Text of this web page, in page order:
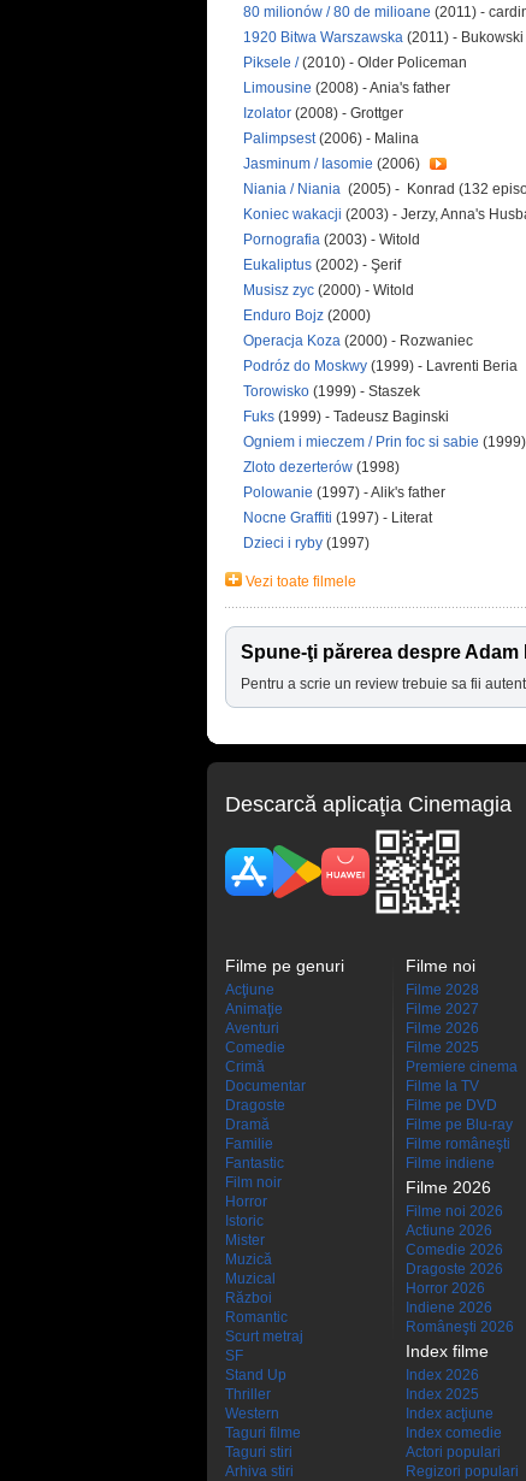
80 milionów / 80 de milioane (2011) -
1920 Bitwa Warszawska (2011) - Bukowski
Piksele /(2010) - Older Policeman
Limousine (2008) - Ania's father
Izolator (2008) - Grottger
Palimpsest(2006) - Malina
Jasminum / Iasomie (2006)
Niania / Niania (2005) - Konrad (132
Koniec wakacji (2003) - Jerzy, Anna's
Pornografia (2003) - Witold
Eukaliptus (2002) - Şerif
Musisz zyc (2000) - Witold
Enduro Bojz (2000)
Operacja Koza (2000) - Rozwaniec
Podróz do Moskwy (1999) - Lavrenti Beria
Torowisko (1999) - Staszek
Fuks (1999) - Tadeusz Baginski
Ogniem i mieczem / Prin foc si sabie
Zloto dezerterów (1998)
Polowanie (1997) - Alik's father
Nocne Graffiti (1997) - Literat
Dzieci i ryby (1997)
Vezi toate filmele
Spune-ţi părerea despre Adam
Pentru a scrie un review trebuie sa fii
Descarcă aplicaţia Cinemagia
Filme pe genuri
Acţiune
Animaţie
Aventuri
Comedie
Crimă
Documentar
Dragoste
Dramă
Familie
Fantastic
Film noir
Horror
Istoric
Mister
Muzică
Muzical
Război
Romantic
Scurt metraj
SF
Stand Up
Thriller
Western
Taguri filme
Taguri stiri
Arhiva stiri
Filme noi
Filme 2028
Filme 2027
Filme 2026
Filme 2025
Premiere cinema
Filme la TV
Filme pe DVD
Filme pe Blu-ray
Filme româneşti
Filme indiene
Filme 2026
Filme noi 2026
Actiune 2026
Comedie 2026
Dragoste 2026
Horror 2026
Indiene 2026
Româneşti 2026
Index filme
Index 2026
Index 2025
Index acţiune
Index comedie
Actori populari
Regizori populari